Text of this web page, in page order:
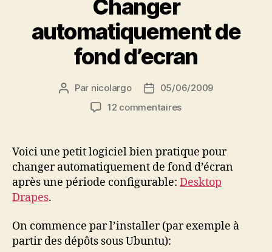
Changer
automatiquement de
fond d’ecran
Auteur
l’article
Par nicolargo
Date
de
05/06/2009
12 commentairessur
de
fond
d’ecran
Voici une petit logiciel bien pratique pour
changer automatiquement de fond d’écran
après une période configurable: Desktop
Drapes.
On commence par l’installer (par exemple à
partir des dépôts sous Ubuntu):